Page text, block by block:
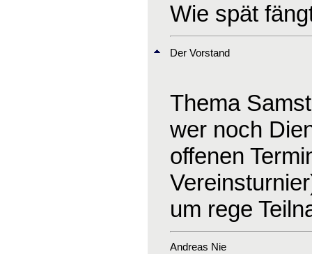
Wie spät
Der Vorstand
Thema
wer noch
offenen
um rege
Andreas Nie